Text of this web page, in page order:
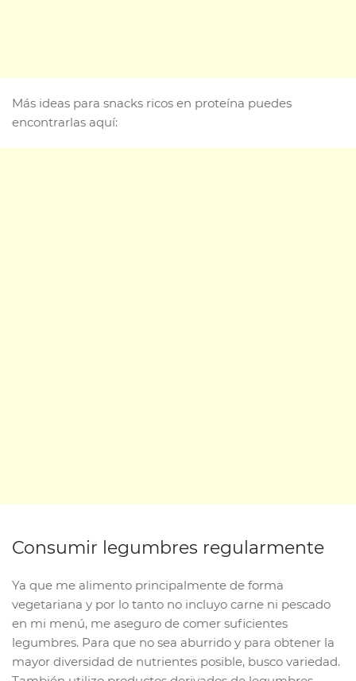
Más ideas para snacks ricos en proteína puedes
encontrarlas aquí:
Consumir legumbres regularmente
Ya que me alimento principalmente de forma
vegetariana y por lo tanto no incluyo carne ni pescado
en mi menú, me aseguro de comer suficientes
legumbres. Para que no sea aburrido y para obtener la
mayor diversidad de nutrientes posible, busco variedad.